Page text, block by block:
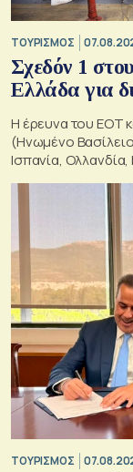
ΤΟΥΡΙΣΜΟΣ
Σχεδόν 1
Ελλάδα για
Η έρευνα του ΕΟΤ
(Ηνωμένο
Ισπανία,
ΤΟΥΡΙΣΜΟΣ